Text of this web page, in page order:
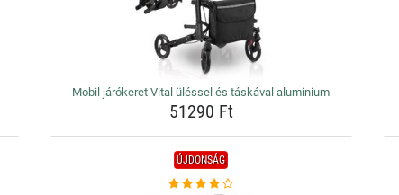
Mobil járókeret Vital üléssel és táskával aluminium
51290 Ft
ÚJDONSÁG